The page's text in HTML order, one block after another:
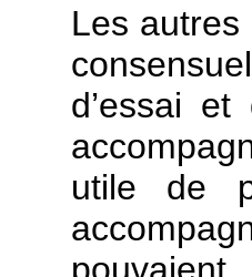
Les autres
d’essai
utile de